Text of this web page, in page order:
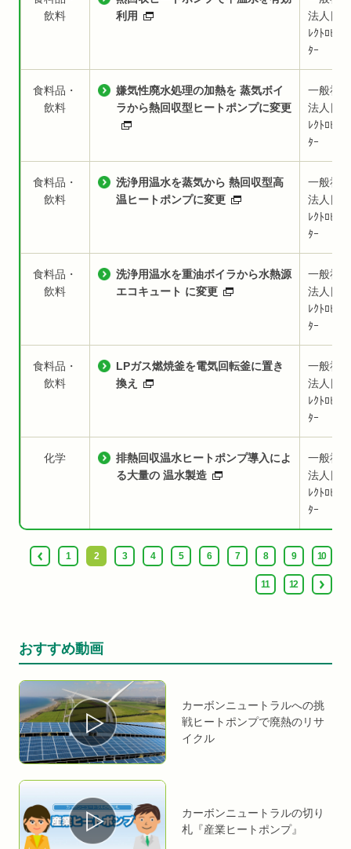
飲料
利用
法人日
ﾚｸﾄﾛﾋｰﾄ
ﾀｰ
食料品・
飲料
嫌気性廃水処理の加熱を 蒸気ボイ
ラから熱回収型ヒートポンプに変更
一般社団
法人日
ﾚｸﾄﾛﾋｰﾄ
ﾀｰ
食料品・
飲料
洗浄用温水を蒸気から 熱回収型高
温ヒートポンプに変更
一般社団
法人日
ﾚｸﾄﾛﾋｰﾄ
ﾀｰ
食料品・
飲料
洗浄用温水を重油ボイラから水熱源
エコキュート に変更
一般社団
法人日
ﾚｸﾄﾛﾋｰﾄ
ﾀｰ
食料品・
飲料
LPガス燃焼釜を電気回転釜に置き
換え
一般社団
法人日
ﾚｸﾄﾛﾋｰﾄ
ﾀｰ
化学
排熱回収温水ヒートポンプ導入によ
る大量の 温水製造
一般社団
法人日
ﾚｸﾄﾛﾋｰﾄ
ﾀｰ
1 2 3 4 5 6 7 8 9 10
11 12
おすすめ動画
カーボンニュートラルへの挑
戦ヒートポンプで廃熱のリサ
イクル
カーボンニュートラルの切り
札 『産業ヒートポンプ』